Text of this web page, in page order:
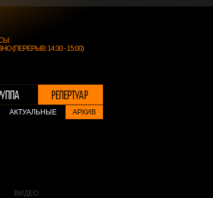
(ПЕРЕРЫВ: 14:30 - 15:00)
АКТУАЛЬНЫЕ АРХИВ
ВИДЕО